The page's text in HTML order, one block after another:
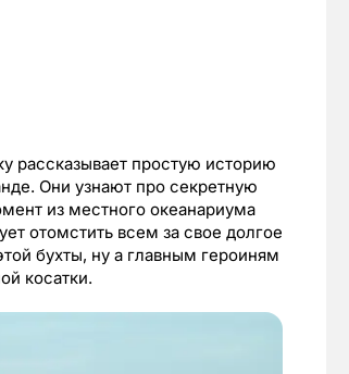
рассказывает простую историю
Они узнают про секретную
из местного океанариума
отомстить всем за свое долгое
бухты, ну а главным героиням
косатки.